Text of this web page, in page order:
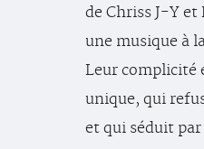
de Chriss J-Y et
une musique à
Leur complicité
unique, qui
et qui séduit